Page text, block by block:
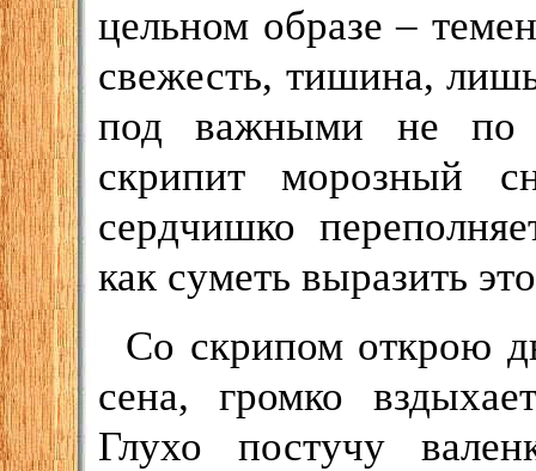
цельном образе –
свежесть, тишина,
под важными не по
скрипит морозный
сердчишко
как суметь выразить
Со скрипом открою
сена, громко
Глухо постучу